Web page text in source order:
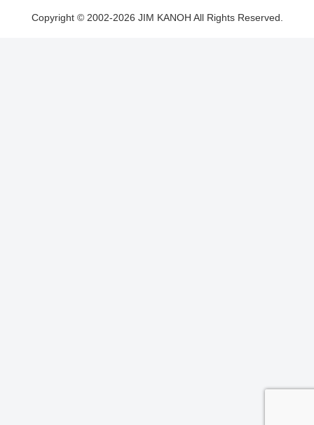
Copyright © 2002-2026 JIM KANOH All Rights Reserved.